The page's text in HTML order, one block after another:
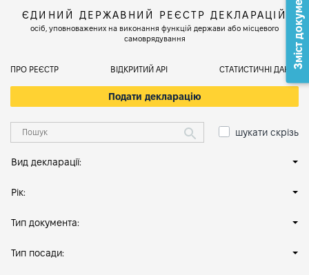
ЄДИНИЙ ДЕРЖАВНИЙ РЕЄСТР ДЕКЛАРАЦІЙ
осіб, уповноважених на виконання функцій держави або місцевого
самоврядування
ПРО РЕЄСТР ВІДКРИТИЙ АРІ СТАТИСТИЧНІ ДАНІ
Подати декларацію
шукати скрізь
Вид декларації:
Рік:
Тип документа:
Тип посади:
Зміст документа